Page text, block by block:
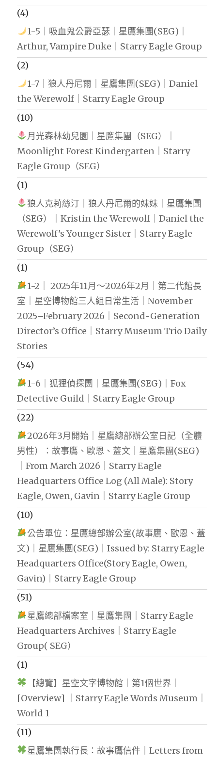
(4)
1-5｜吸血鬼公爵亞瑟｜星鷹集團(SEG)｜
Arthur, Vampire Duke｜Starry Eagle Group
(2)
1-7｜狼人丹尼爾｜星鷹集團(SEG)｜Daniel
the Werewolf｜Starry Eagle Group
(10)
月光森林幼兒園｜星鷹集團（SEG）｜
Moonlight Forest Kindergarten｜Starry
Eagle Group（SEG）
(1)
狼人克莉絲汀｜狼人丹尼爾的妹妹｜星鷹集團
（SEG）｜Kristin the Werewolf｜Daniel the
Werewolf's Younger Sister｜Starry Eagle
Group（SEG）
(1)
1-2｜ 2025年11月～2026年2月｜第二代館長
室｜星空博物館三人組日常生活｜November
2025–February 2026｜Second-Generation
Director’s Office｜Starry Museum Trio Daily
Stories
(54)
1-6｜狐狸偵探團｜星鷹集團(SEG)｜Fox
Detective Guild｜Starry Eagle Group
(22)
2026年3月開始｜星鷹總部辦公室日記（全體
男性）：故事鷹、歐恩、蓋文｜星鷹集團(SEG)
｜From March 2026｜Starry Eagle
Headquarters Office Log (All Male): Story
Eagle, Owen, Gavin｜Starry Eagle Group
(10)
公告單位：星鷹總部辦公室(故事鷹、歐恩、蓋
文)｜星鷹集團(SEG)｜Issued by: Starry Eagle
Headquarters Office(Story Eagle, Owen,
Gavin)｜Starry Eagle Group
(51)
星鷹總部檔案室｜星鷹集團｜Starry Eagle
Headquarters Archives｜Starry Eagle
Group( SEG）
(1)
【總覽】星空文字博物館｜第1個世界｜
[Overview] ｜Starry Eagle Words Museum｜
World 1
(11)
星鷹集團執行長：故事鷹信件｜Letters from